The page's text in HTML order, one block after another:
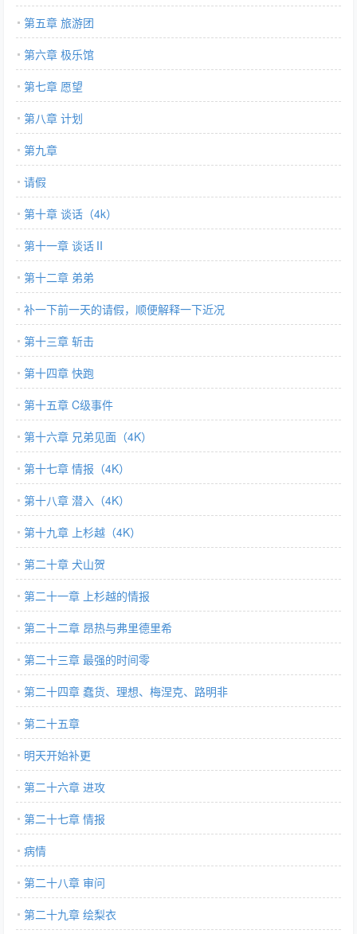
第五章 旅游团
第六章 极乐馆
第七章 愿望
第八章 计划
第九章
请假
第十章 谈话（4k）
第十一章 谈话Ⅱ
第十二章 弟弟
补一下前一天的请假，顺便解释一下近况
第十三章 斩击
第十四章 快跑
第十五章 C级事件
第十六章 兄弟见面（4K）
第十七章 情报（4K）
第十八章 潜入（4K）
第十九章 上杉越（4K）
第二十章 犬山贺
第二十一章 上杉越的情报
第二十二章 昂热与弗里德里希
第二十三章 最强的时间零
第二十四章 蠢货、理想、梅涅克、路明非
第二十五章
明天开始补更
第二十六章 进攻
第二十七章 情报
病情
第二十八章 审问
第二十九章 绘梨衣